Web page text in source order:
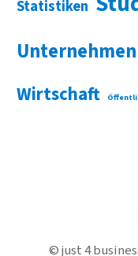
Statistiken
Unternehmen
Wirtschaft
just 4